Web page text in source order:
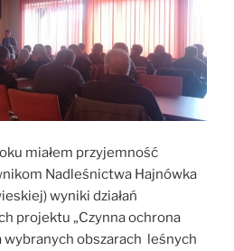
miałem przyjemność
Nadleśnictwa Hajnówka
wyniki działań
projektu „Czynna ochrona
wybranych obszarach leśnych